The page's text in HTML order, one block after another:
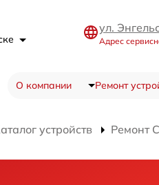
ул.
Адрес
О компании Ремонт
устройств Ремонт